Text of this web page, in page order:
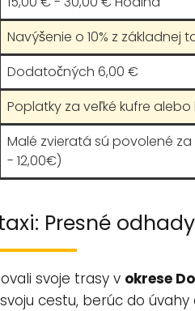
Navýšenie o 10% z základnej
Dodatočných 6,00 €
Poplatky za veľké kufre
Malé zvieratá sú povolené
- 12,00€)
Presné odhady
svoje trasy v okrese
cestu, berúc do